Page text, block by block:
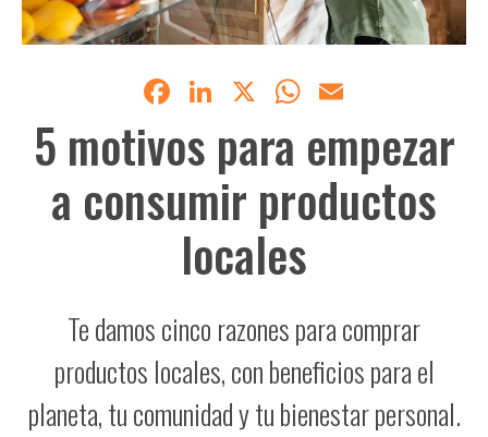
Facebook
LinkedIn
X WhatsApp
5 motivos para empezar
a consumir productos
locales
Te damos cinco razones para comprar
productos locales, con beneficios para el
planeta, tu comunidad y tu bienestar personal.